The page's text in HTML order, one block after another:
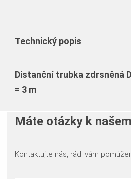
Technický popis
Distanční trubka zdrsněná
= 3 m
Máte otázky k
Kontaktujte nás, rádi vám